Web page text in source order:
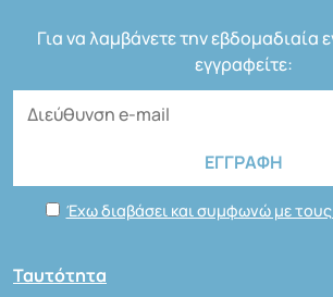
Για να λαμβάνετε την
εγγραφείτε:
Έχω διαβάσει και συμφωνώ με
Ταυτότητα